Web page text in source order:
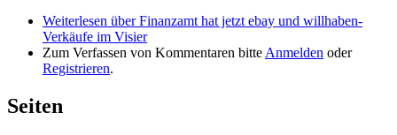
Weiterlesen über Finanzamt hat jetzt ebay und willhaben-
Verkäufe im Visier
Zum Verfassen von Kommentaren bitte Anmelden oder
Registrieren.
Seiten